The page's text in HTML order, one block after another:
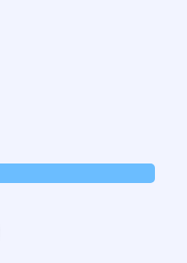
sb6qss7apF2uRjVc7